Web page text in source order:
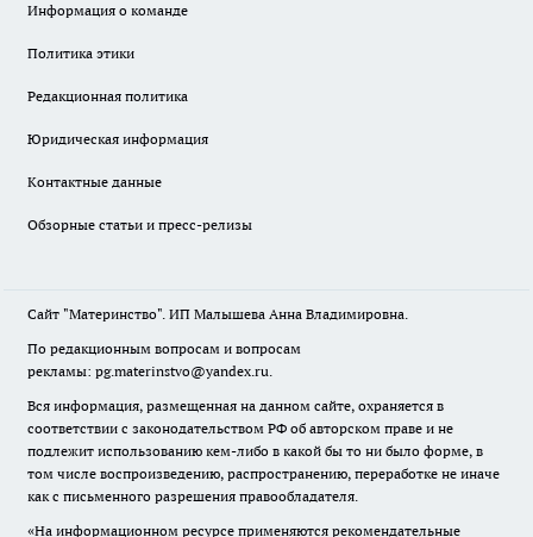
Информация о команде
Политика этики
Редакционная политика
Юридическая информация
Контактные данные
Обзорные статьи и пресс-релизы
Сайт "Материнство". ИП Малышева Анна Владимировна.
По редакционным вопросам и вопросам
рекламы: pg.materinstvo@yandex.ru.
Вся информация, размещенная на данном сайте, охраняется в
соответствии с законодательством РФ об авторском праве и не
подлежит использованию кем-либо в какой бы то ни было форме, в
том числе воспроизведению, распространению, переработке не иначе
как с письменного разрешения правообладателя.
«На информационном ресурсе применяются рекомендательные